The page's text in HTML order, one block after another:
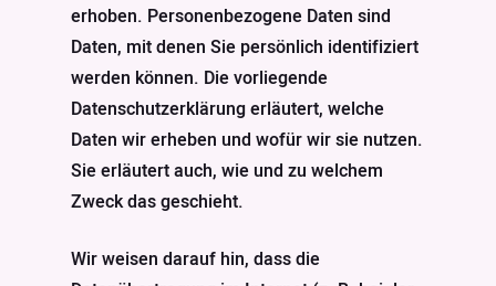
erhoben. Personenbezogene Daten sind
Daten, mit denen Sie persönlich identifiziert
werden können. Die vorliegende
Datenschutzerklärung erläutert, welche
Daten wir erheben und wofür wir sie nutzen.
Sie erläutert auch, wie und zu welchem
Zweck das geschieht.
Wir weisen darauf hin, dass die